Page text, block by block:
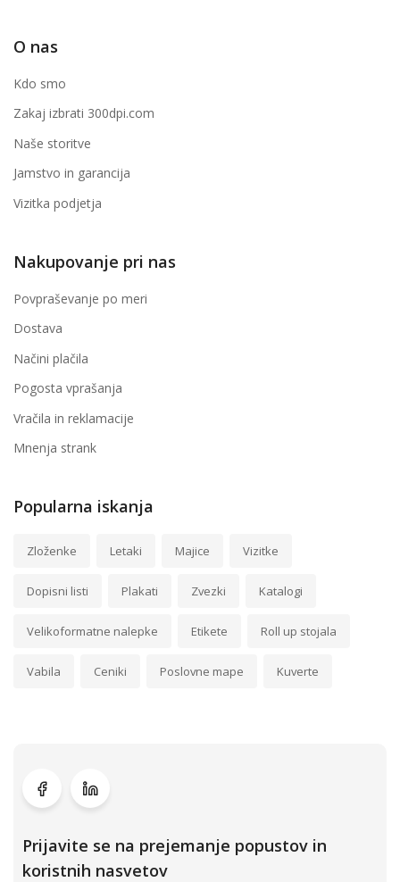
O nas
Kdo smo
Zakaj izbrati 300dpi.com
Naše storitve
Jamstvo in garancija
Vizitka podjetja
Nakupovanje pri nas
Povpraševanje po meri
Dostava
Načini plačila
Pogosta vprašanja
Vračila in reklamacije
Mnenja strank
Popularna iskanja
Zloženke Letaki Majice Vizitke
Dopisni listi Plakati Zvezki Katalogi
Velikoformatne nalepke Etikete Roll up stojala
Vabila Ceniki Poslovne mape Kuverte
Prijavite se na prejemanje popustov in
koristnih nasvetov